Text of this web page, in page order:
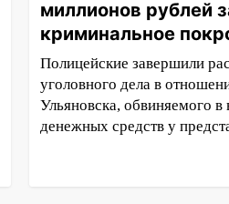
миллионов рублей
криминальное
Полицейские завершили
уголовного дела в
Ульяновска, обвиняемого в
денежных средств у